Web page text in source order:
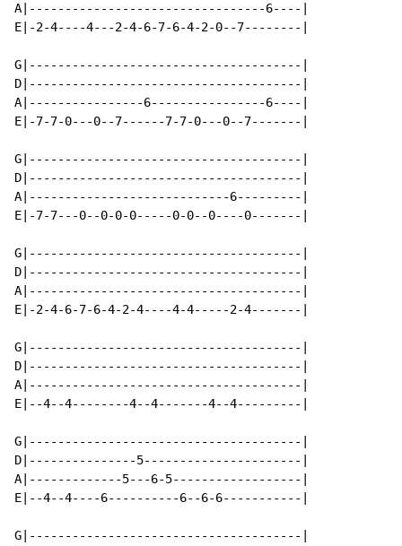
A|---------------------------------6----|
E|-2-4----4---2-4-6-7-6-4-2-0--7--------|
G|--------------------------------------|
D|--------------------------------------|
A|----------------6----------------6----|
E|-7-7-0---0--7------7-7-0---0--7-------|
G|--------------------------------------|
D|--------------------------------------|
A|----------------------------6---------|
E|-7-7---0--0-0-0-----0-0--0----0-------|
G|--------------------------------------|
D|--------------------------------------|
A|--------------------------------------|
E|-2-4-6-7-6-4-2-4----4-4-----2-4-------|
G|--------------------------------------|
D|--------------------------------------|
A|--------------------------------------|
E|--4--4--------4--4-------4--4---------|
G|--------------------------------------|
D|---------------5----------------------|
A|-------------5---6-5------------------|
E|--4--4----6----------6--6-6-----------|
G|--------------------------------------|